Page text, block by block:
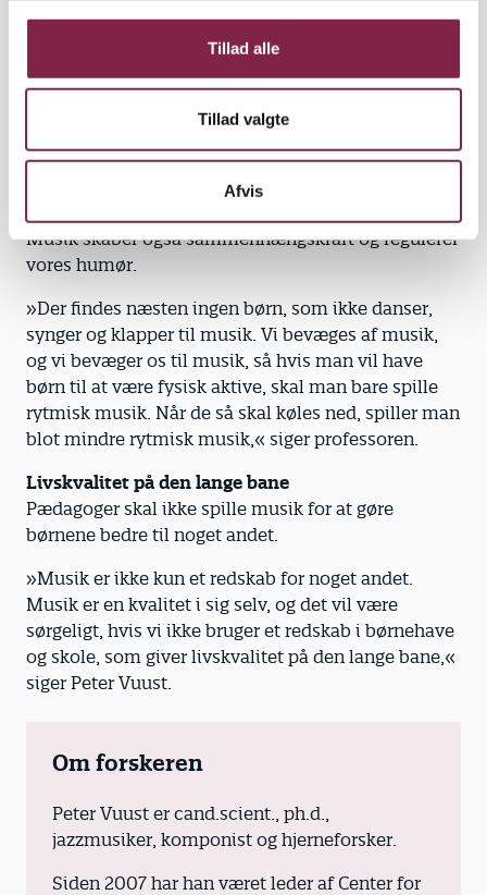
Tillad alle
Tillad valgte
Afvis
og de lærer engelsk ved hjælp af musik og sang.
flere end ni informationer ad gangen, men fordi
musik giver os noget at koble dem op på, kan vi
pludselig huske 28 bogstaver. Vi lærer bogstaverne
på den sjove måde og styrker samtidig
indlæringshukommelsen med musik.«
Musik skaber også sammenhængskraft og regulerer
vores humør.
»Der findes næsten ingen børn, som ikke danser,
synger og klapper til musik. Vi bevæges af musik,
og vi bevæger os til musik, så hvis man vil have
børn til at være fysisk aktive, skal man bare spille
rytmisk musik. Når de så skal køles ned, spiller man
blot mindre rytmisk musik,« siger professoren.
Livskvalitet på den lange bane
Pædagoger skal ikke spille musik for at gøre
børnene bedre til noget andet.
»Musik er ikke kun et redskab for noget andet.
Musik er en kvalitet i sig selv, og det vil være
sørgeligt, hvis vi ikke bruger et redskab i børnehave
og skole, som giver livskvalitet på den lange bane,«
siger Peter Vuust.
Om forskeren
Peter Vuust er cand.scient., ph.d.,
jazzmusiker, komponist og hjerneforsker.
Siden 2007 har han været leder af Center for